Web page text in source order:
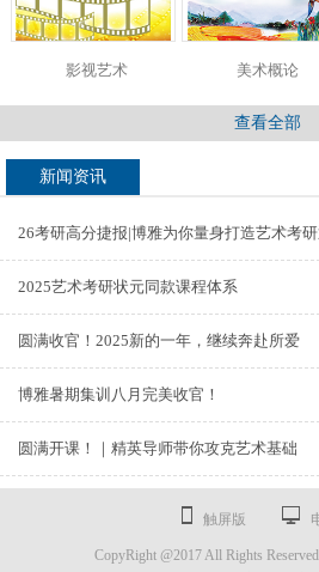
影视艺术 美术概论
查看全部
新闻资讯
26考研高分捷报|博雅为你量身打造艺术考
2025艺术考研状元同款课程体系
圆满收官！2025新的一年，继续奔赴所爱
博雅暑期集训八月完美收官！
圆满开课！｜精英导师带你攻克艺术基础
触屏版
CopyRight @2017 All Rights